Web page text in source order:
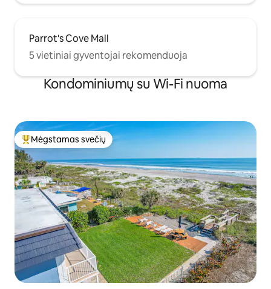
Parrot's Cove Mall
5 vietiniai gyventojai rekomenduoja
Kondominiumų su Wi-Fi nuoma
Svečių mėgstamiausias
Mėgstamas svečių